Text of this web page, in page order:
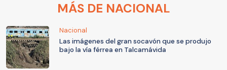
MÁS DE NACIONAL
Nacional
Las imágenes del gran socavón que se produjo
bajo la vía férrea en Talcamávida